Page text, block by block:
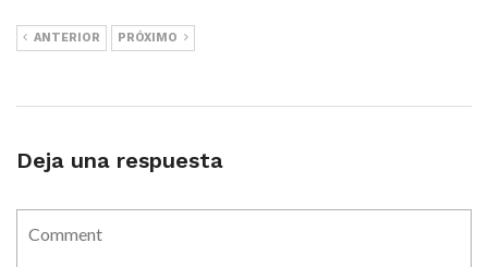
ANTERIOR PRÓXIMO
Deja una respuesta